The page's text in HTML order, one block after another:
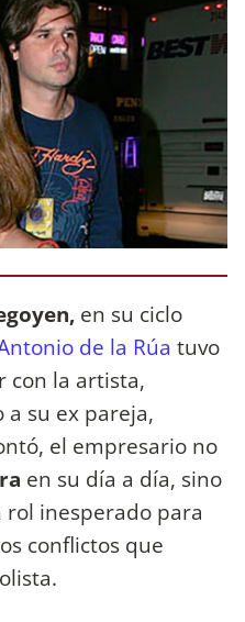
en su ciclo
de la Rúa tuvo
con la artista,
su ex pareja,
el empresario no
en su día a día, sino
inesperado para
conflictos que